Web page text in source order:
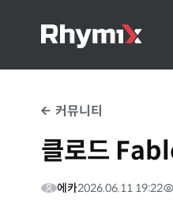
커뮤니티
클로드
에카2026.06.11 19:22